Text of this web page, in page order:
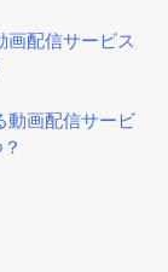
配信サービス
動画配信サービ